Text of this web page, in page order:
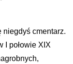
niegdyś cmentarz.
I połowie XIX